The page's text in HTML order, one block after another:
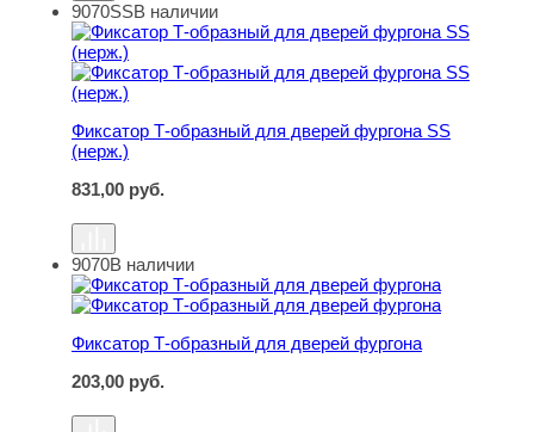
Фиксатор Т-образный для дверей фургона SS (нерж.)
9070SSВ наличии
Фиксатор Т-образный для дверей фургона SS
(нерж.)
831,00 руб.
Фиксатор Т-образный для дверей фургона
9070В наличии
Фиксатор Т-образный для дверей фургона
203,00 руб.